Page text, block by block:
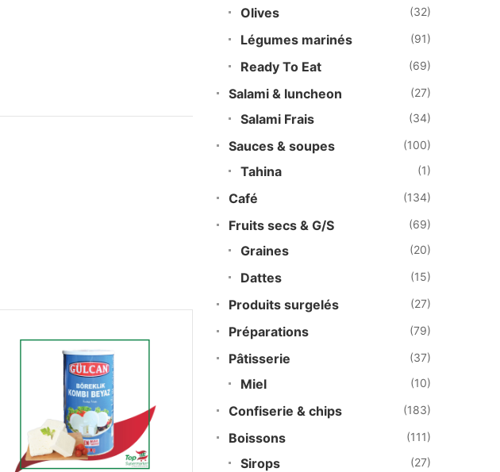
Olives (32)
Légumes marinés (91)
Ready To Eat (69)
Salami & luncheon (27)
Salami Frais (34)
Sauces & soupes (100)
Tahina (1)
Café (134)
Fruits secs & G/S (69)
Graines (20)
Dattes (15)
Produits surgelés (27)
Préparations (79)
Pâtisserie (37)
Miel (10)
Confiserie & chips (183)
Boissons (111)
Sirops (27)